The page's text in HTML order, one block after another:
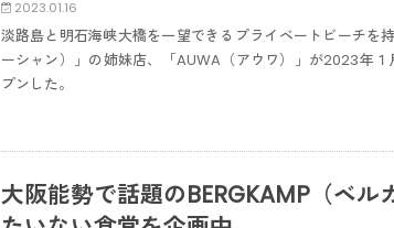
2023.01.16
淡路島と明石海峡大橋を一望できるプライベートビーチを
ーシャン）」の姉妹店、「AUWA（アウワ）」が2023年
プンした。
大阪能勢で話題のBERGKAMP（ベ